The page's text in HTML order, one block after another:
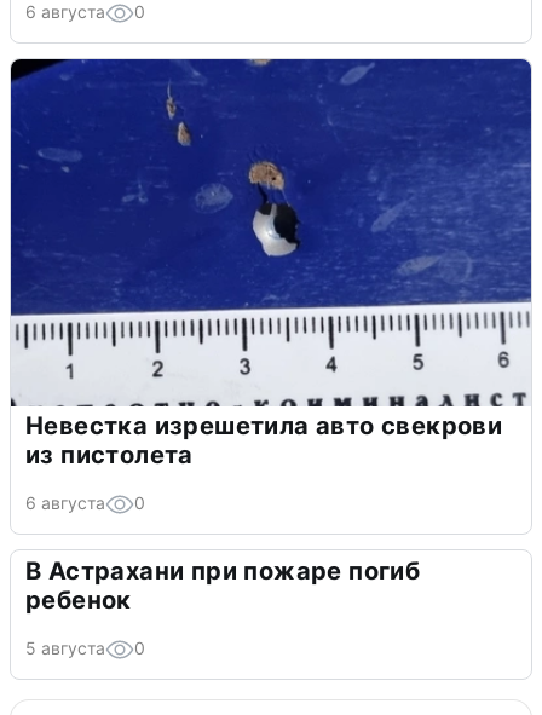
6 августа 0
Невестка изрешетила авто свекрови
из пистолета
6 августа 0
В Астрахани при пожаре погиб
ребенок
5 августа 0